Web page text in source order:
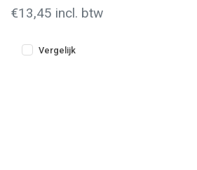
€13,45 incl. btw
Vergelijk